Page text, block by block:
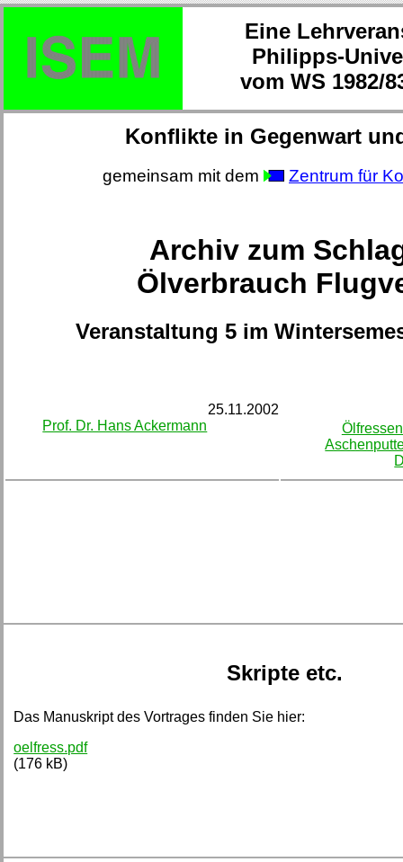
Eine
Philipps-
vom WS 1982/
Konflikte in Gegenwart
gemeinsam mit dem Zentrum für
Archiv zum
Ölverbrauch
Veranstaltung 5 im
25.11.2002
Prof. Dr. Hans Ackermann
Skripte etc.
Das Manuskript des Vortrages finden Sie hier:
oelfress.pdf
(176 kB)